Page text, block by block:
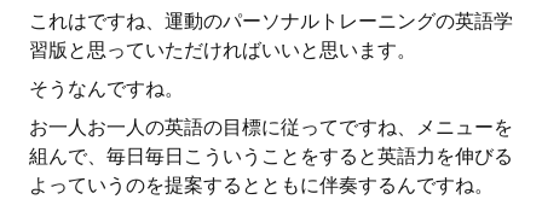
これはですね、運動のパーソナルトレーニングの英語学
習版と思っていただければいいと思います。
そうなんですね。
お一人お一人の英語の目標に従ってですね、メニューを
組んで、毎日毎日こういうことをすると英語力を伸びる
よっていうのを提案するとともに伴奏するんですね。